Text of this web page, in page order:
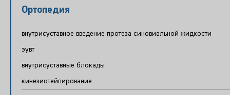
Ортопедия
внутрисуставное введение протеза синовиальной жидкости
эувт
внутрисуставные блокады
кинезиотейпирование